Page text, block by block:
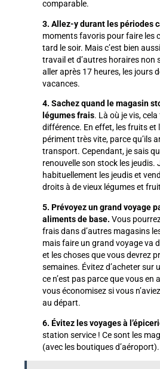
comparable.
3. Allez-y durant les périodes
moments favoris pour faire les
tard le soir. Mais c’est bien
travail et d’autres horaires non
aller après 17 heures, les jours
vacances.
4. Sachez quand le magasin
légumes frais. Là où je vis,
différence. En effet, les fruits et
périment très vite, parce qu’ils
transport. Cependant, je sais
renouvelle son stock les jeudis.
habituellement les jeudis et
droits à de vieux légumes et
5. Prévoyez un grand voyage
aliments de base. Vous
frais dans d’autres magasins
mais faire un grand voyage va
et les choses que vous devrez
semaines. Évitez d’acheter sur
ce n’est pas parce que vous en
vous économisez si vous
au départ.
6. Évitez les voyages à
station service ! Ce sont les
(avec les boutiques d’aéroport).